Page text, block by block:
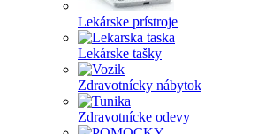
Lekárske prístroje
Lekárske tašky
Zdravotnícky nábytok
Zdravotnícke odevy